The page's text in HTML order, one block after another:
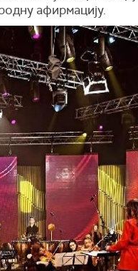
афирмацију.